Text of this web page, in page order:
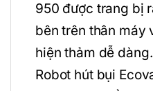
950 được trang bị
bên trên thân máy
hiện thảm dễ
Robot hút bụi